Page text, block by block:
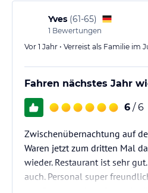
Yves (61-65)
1 Bewertungen
Vor 1 Jahr • Verreist als Familie im
Fahren nächstes Jahr
6 / 6
Zwischenübernachtung auf
Waren jetzt zum dritten Mal
wieder. Restaurant ist sehr
auch. Personal super